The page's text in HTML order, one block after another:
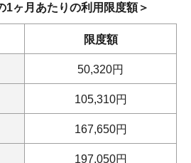
1ヶ月あたりの利用限度額＞
限度額
50,320円
105,310円
167,650円
197,050円